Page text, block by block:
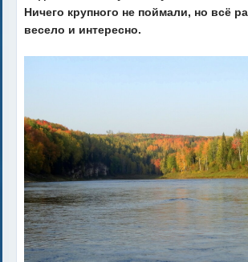
Ничего крупного не поймали, но всё
весело и интересно.